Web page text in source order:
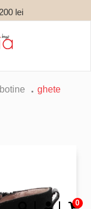
lei
0
botine
ghete